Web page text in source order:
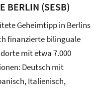
BERLIN (SESB)
Geheimtipp in Berlins
finanzierte bilinguale
mit etwa 7.000
Deutsch mit
Italienisch,